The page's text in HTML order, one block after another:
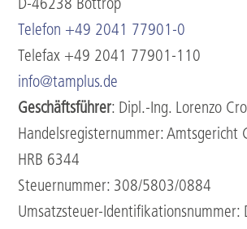
D-46238 Bottrop
Telefon +49 2041 77901-0
Telefax +49 2041 77901-110
info@tamplus.de
Geschäftsführer: Dipl.-Ing. Lorenzo
Handelsregisternummer: Amtsgericht
HRB 6344
Steuernummer: 308/5803/0884
Umsatzsteuer-Identifikationsnummer: